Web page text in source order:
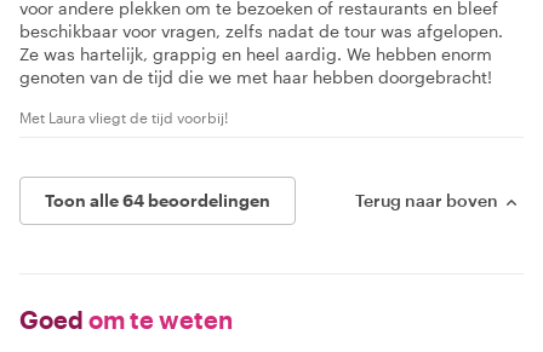
voor andere plekken om te bezoeken of restaurants en bleef
beschikbaar voor vragen, zelfs nadat de tour was afgelopen.
Ze was hartelijk, grappig en heel aardig. We hebben enorm
genoten van de tijd die we met haar hebben doorgebracht!
Met Laura vliegt de tijd voorbij!
Toon alle 64 beoordelingen Terug naar boven
Goed om te weten